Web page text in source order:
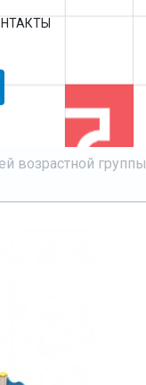
возрастной группы